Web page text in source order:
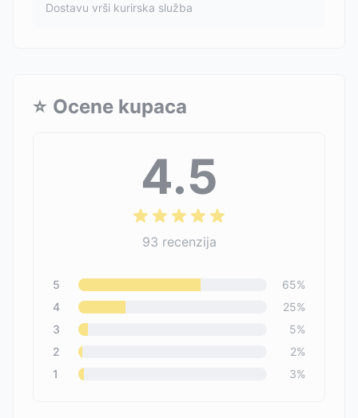
Dostavu vrši kurirska služba
⭐ Ocene kupaca
4.5
93 recenzija
5 65%
4
25%
3
5%
2
2%
1
3%